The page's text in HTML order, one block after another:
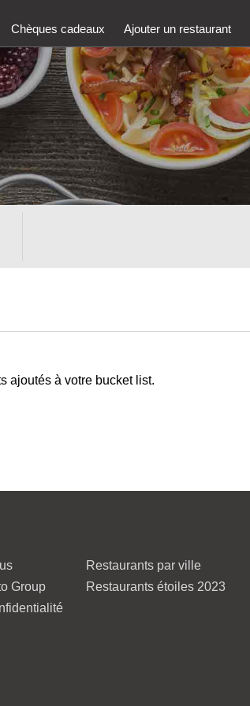
Chèques cadeaux Ajouter un restaurant
ajoutés à votre bucket list.
Group
Restaurants par ville
Restaurants étoiles 2023